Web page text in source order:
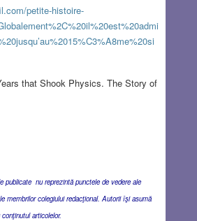
petite-histoire-
that Shook Physics. The Story of
publicate nu reprezintă punctele de vedere ale
membrilor colegiului redacţional. Autorii îşi asumă
articolelor.